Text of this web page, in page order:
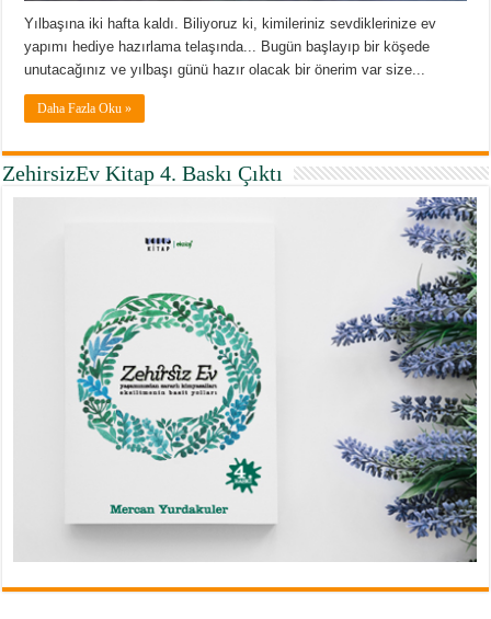
Yılbaşına iki hafta kaldı. Biliyoruz ki, kimileriniz sevdiklerinize ev
yapımı hediye hazırlama telaşında... Bugün başlayıp bir köşede
unutacağınız ve yılbaşı günü hazır olacak bir önerim var size...
Daha Fazla Oku »
ZehirsizEv Kitap 4. Baskı Çıktı